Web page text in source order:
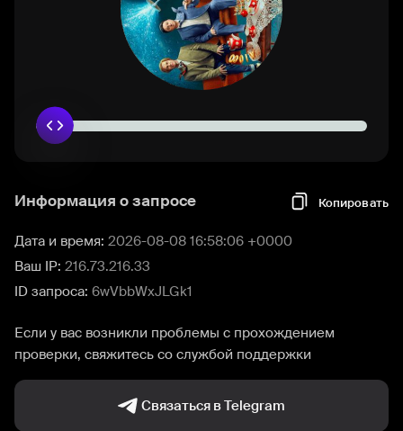
Информация о запросе Копировать
Дата и время: 2026-08-08 16:58:06 +0000
Ваш IP: 216.73.216.33
ID запроса: 6wVbbWxJLGk1
Если у вас возникли проблемы с прохождением
проверки, свяжитесь со службой поддержки
Связаться в Telegram